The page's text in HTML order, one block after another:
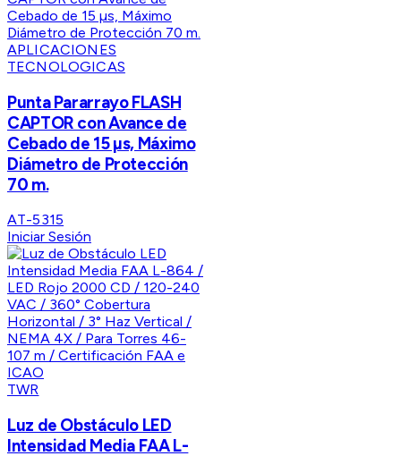
APLICACIONES
TECNOLOGICAS
Punta Pararrayo FLASH
CAPTOR con Avance de
Cebado de 15 µs, Máximo
Diámetro de Protección
70 m.
AT-5315
Iniciar Sesión
TWR
Luz de Obstáculo LED
Intensidad Media FAA L-